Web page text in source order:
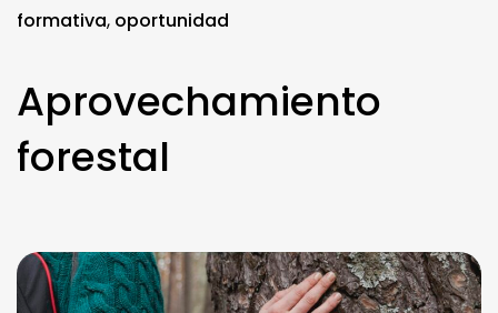
formativa, oportunidad
Aprovechamiento
forestal